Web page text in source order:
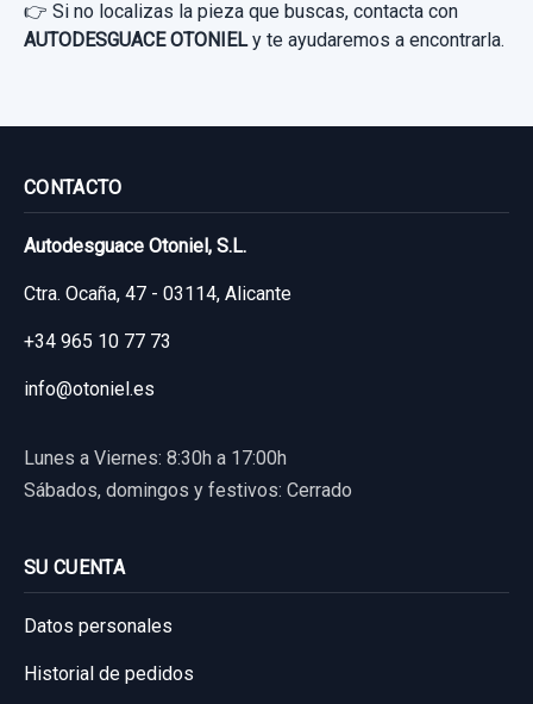
👉 Si no localizas la pieza que buscas, contacta con
AUTODESGUACE OTONIELy te ayudaremos a encontrarla.
CONTACTO
Autodesguace Otoniel, S.L.
Ctra. Ocaña, 47 - 03114, Alicante
+34 965 10 77 73
info@otoniel.es
Lunes a Viernes: 8:30h a 17:00h
Sábados, domingos y festivos: Cerrado
SU CUENTA
Datos personales
Historial de pedidos